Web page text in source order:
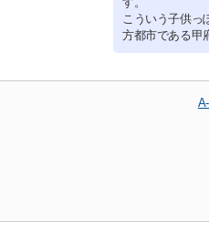
こういう子供っ
方都市である甲